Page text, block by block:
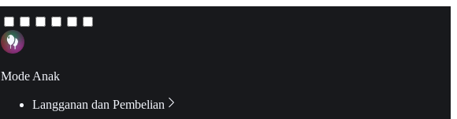
Mode Anak
Langganan dan Pembelian